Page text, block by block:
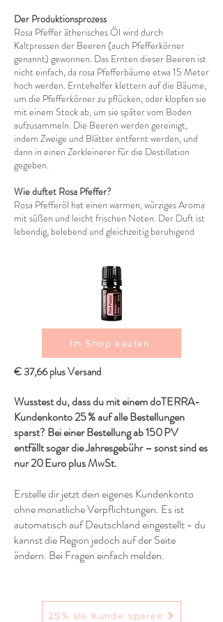
Der Produktionsprozess
Rosa Pfeffer ätherisches Öl wird durch
Kaltpressen der Beeren (auch Pfefferkörner
genannt) gewonnen. Das Ernten dieser Beeren ist
nicht einfach, da rosa Pfefferbäume etwa 15 Meter
hoch werden. Erntehelfer klettern auf die Bäume,
um die Pfefferkörner zu pflücken, oder klopfen sie
mit einem Stock ab, um sie später vom Boden
aufzusammeln. Die Beeren werden gereinigt,
indem Zweige und Blätter entfernt werden, und
dann in einen Zerkleinerer für die Destillation
gegeben.
Wie duftet Rosa Pfeffer?
Rosa Pfefferöl hat einen warmen, würziges Aroma
mit süßen und leicht frischen Noten. Der Duft ist
lebendig, belebend und gleichzeitig beruhigend
Im Shop kaufen
€ 37,66 plus Versand
Wusstest du, dass du mit einem doTERRA-
Kundenkonto 25 % auf alle Bestellungen
sparst? Bei einer Bestellung ab 150 PV
entfällt sogar die Jahresgebühr – sonst sind es
nur 20 Euro plus MwSt.
Erstelle dir jetzt dein eigenes Kundenkonto
ohne monatliche Verpflichtungen. Es ist
automatisch auf Deutschland eingestellt - du
kannst die Region jedoch auf der Seite
ändern. Bei Fragen einfach melden.
25% als Kunde sparen